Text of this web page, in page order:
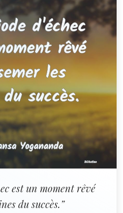
est un moment rêvé
du succès.”